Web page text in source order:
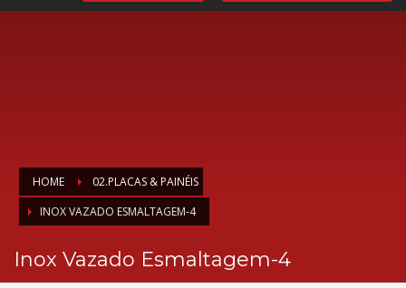
HOME
02.PLACAS & PAINÉIS
INOX VAZADO ESMALTAGEM-4
Inox Vazado Esmaltagem-4